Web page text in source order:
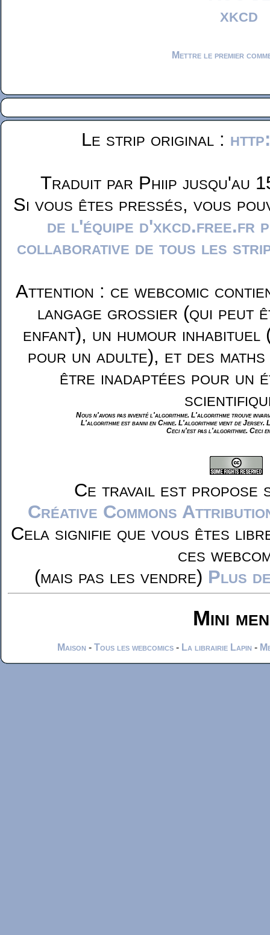
Mettre le premier
Le strip original :
Traduit par Phiip jusqu'au
Si vous êtes pressés, vous
de l'équipe d'xkcd.free.fr
collaborative de tous les
Attention : ce webcomic
langage grossier (qui peut
enfant), un humour inhabituel
pour un adulte), et des maths
être inadaptées pour un
Nous n'avons pas inventé l'algorithme. L'algorithme trouve
L'algorithme est banni en Chine. L'algorithme vient de Jersey.
Ceci n'est pas l'algorithme. Ceci
Ce travail est propose
Créative Commons
Cela signifie que vous êtes
ces
(mais pas les vendre) Plus
Mini
Maison - Tous les webcomics - La librairie Lapin -